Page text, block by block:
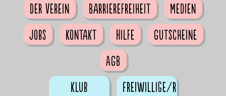
Der Verein Barrierefreiheit
Medien
Jobs
Kontakt Hilfe
Gutscheine
AGB
Klub
Freiwillige/r